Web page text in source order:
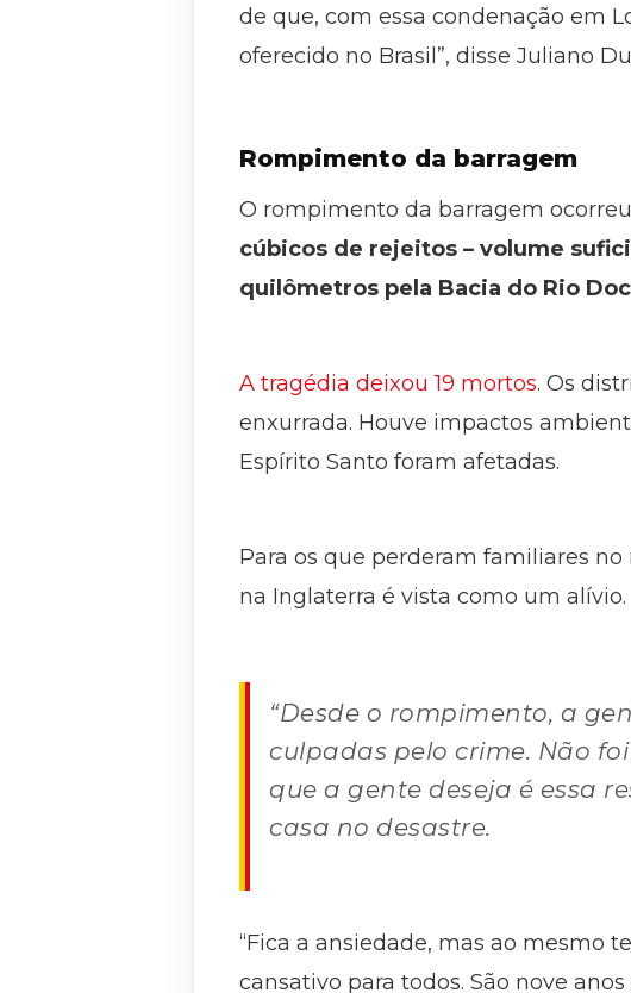
de que, com essa condenação em
oferecido no Brasil”, disse Juliano
Rompimento da barragem
O rompimento da barragem
cúbicos de rejeitos – volume
quilômetros pela Bacia do Rio
A tragédia deixou 19 mortos. Os
enxurrada. Houve impactos
Espírito Santo foram afetadas.
Para os que perderam familiares
na Inglaterra é vista como um alívio.
“Desde o rompimento, a
culpadas pelo crime. Não
que a gente deseja é essa
casa no desastre.
“Fica a ansiedade, mas ao mesmo
cansativo para todos. São nove